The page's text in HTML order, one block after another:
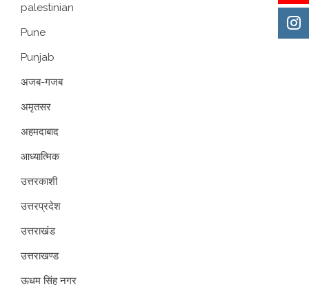
palestinian
Pune
Punjab
अजब-गजब
अमृतसर
अहमदाबाद
आध्यात्मिक
उत्तरकाशी
उत्तरप्रदेश
उत्तराखंड
उत्तराखण्ड
ऊधम सिंह नगर